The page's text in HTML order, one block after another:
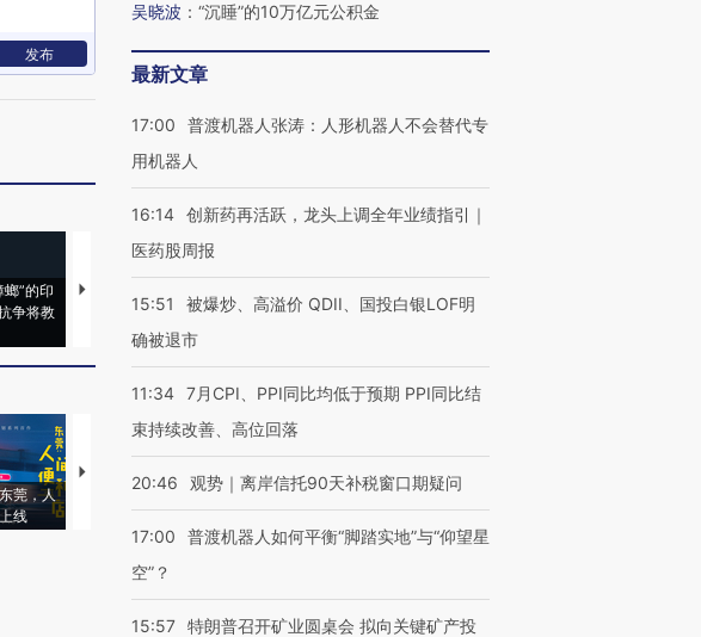
发布
”的印
争将教
视线｜“入侵”还是“人道危
机”？难民潮撕裂西班牙
飞地休达
128毫米 紧急转移近
雨 3小时累计雨量超80毫
莞，人
线
【推广】走进第四届链博
会，让数智科技“链”接产
【特别呈现】寻找100种
有意思的生活方式·第三对
【商旅对话】华住集团
CFO：不靠规模取胜，华
住三大增长引擎是什么？
吴晓波 ： “沉睡”的10万亿元公积金
最新文章
17:00
普渡机器人张涛：人形机器人不会替代专
用机器人
16:14 创新药再活跃，龙头上调全年业绩指引｜
医药股周报
15:51
被爆炒、高溢价 QDII、国投白银LOF明
确被退市
11:34 7月CPI、PPI同比均低于预期 PPI同比结
束持续改善、高位回落
20:46 观势｜离岸信托90天补税窗口期疑问
17:00
普渡机器人如何平衡“脚踏实地”与“仰望星
空”？
15:57 特朗普召开矿业圆桌会 拟向关键矿产投